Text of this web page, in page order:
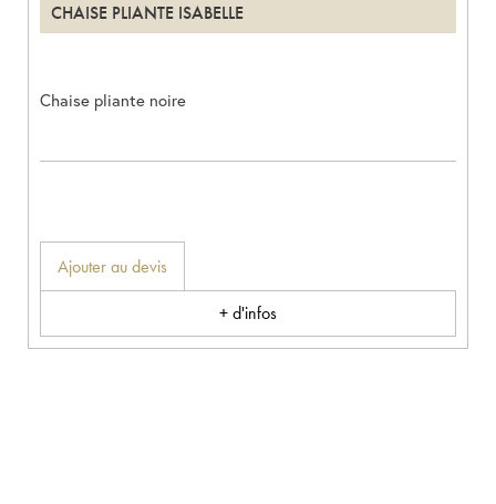
CHAISE PLIANTE ISABELLE
Chaise pliante noire
Ajouter au devis
+ d'infos